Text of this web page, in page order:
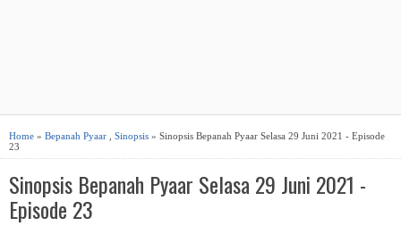
Home » Bepanah Pyaar Sinopsis » Sinopsis Bepanah Pyaar Selasa 29 Juni 2021 - Episode
23
Sinopsis Bepanah Pyaar Selasa 29 Juni 2021 -
Episode 23